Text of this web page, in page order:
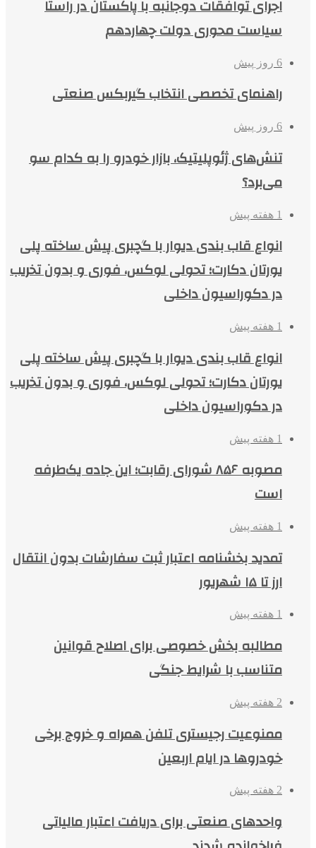
اجرای توافقات دوجانبه با پاکستان در راستا
سیاست محوری دولت چهاردهم
6 روز پیش
راهنمای تخصصی انتخاب گیربکس صنعتی
6 روز پیش
تنش‌های ژئوپلیتیک، بازار خودرو را به کدام سو
می‌برد؟
1 هفته پیش
انواع قاب بندی دیوار با گچبری پیش ساخته پلی
یورتان دکارت؛ تحولی لوکس، فوری و بدون تخریب
در دکوراسیون داخلی
1 هفته پیش
انواع قاب بندی دیوار با گچبری پیش ساخته پلی
یورتان دکارت؛ تحولی لوکس، فوری و بدون تخریب
در دکوراسیون داخلی
1 هفته پیش
مصوبه ۸۵۶ شورای رقابت؛ این جاده یک‌طرفه
است
1 هفته پیش
تمدید بخشنامه اعتبار ثبت سفارشات بدون انتقال
ارز تا ۱۵ شهریور
1 هفته پیش
مطالبه بخش خصوصی برای اصلاح قوانین
متناسب با شرایط جنگی
2 هفته پیش
ممنوعیت رجیستری تلفن همراه و خروج برخی
خودروها در ایام اربعین
2 هفته پیش
واحدهای صنعتی برای دریافت اعتبار مالیاتی